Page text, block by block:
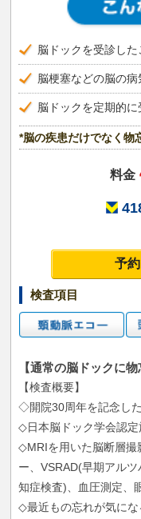
脳ドックを受診し
脳梗塞などの脳の
脳ドックを定期的
*脳の疾患だけでなく物
料金
予
検査項目
【通常の脳ドックに
【検査概要】
◇開院30周年を記念し
◇日本脳ドック学会認定
◇MRIを用いた脳断層撮
ー、VSRAD(早期アル
知症検査)、血圧測定、
◇最近もの忘れが気に